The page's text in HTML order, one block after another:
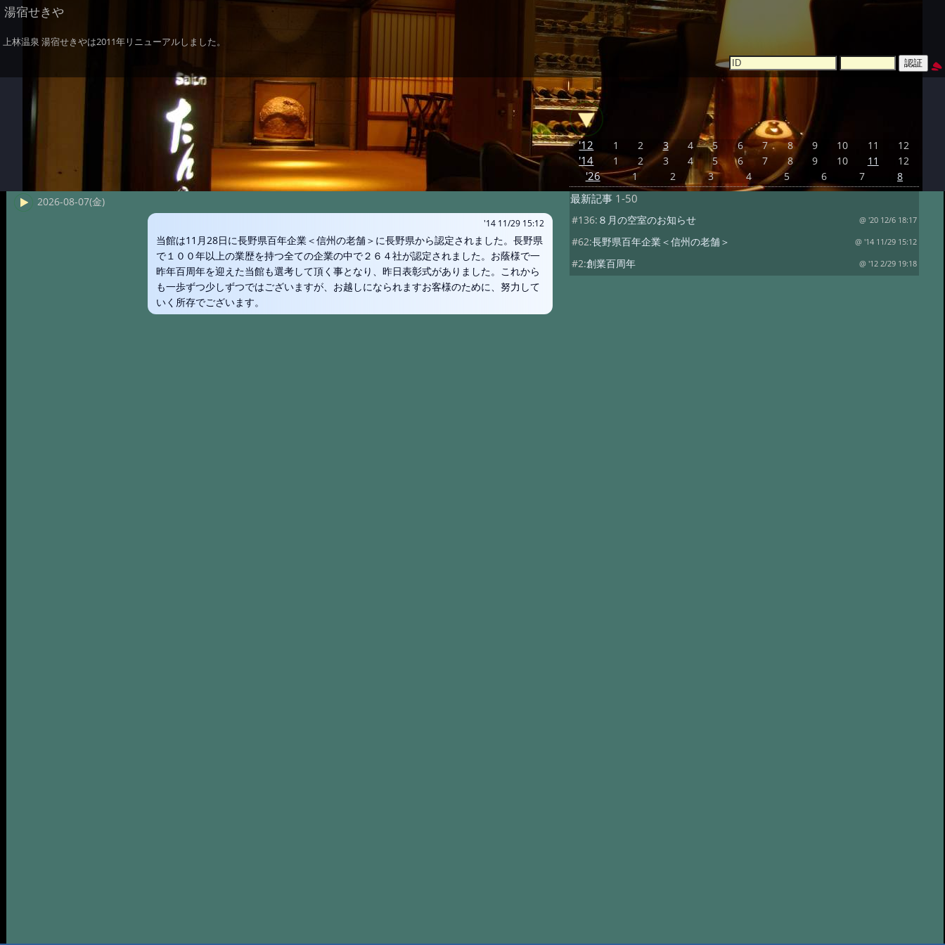
湯宿せきや
上林温泉 湯宿せきやは2011年リニューアルしました。
2026-08-07(金)
'14 11/29 15:12
当館は11月28日に長野県百年企業＜信州の老舗＞に長野県から認定されました。長野県
で１００年以上の業歴を持つ全ての企業の中で２６４社が認定されました。お蔭様で一
昨年百周年を迎えた当館も選考して頂く事となり、昨日表彰式がありました。これから
も一歩ずつ少しずつではございますが、お越しになられますお客様のために、努力して
いく所存でございます。
'12 1 2 3 4 5 6 7 8 9 10 11 12
'14 1 2 3 4 5 6 7 8 9 10 11 12
'26 1 2 3 4 5 6 7 8
最新記事1-50
#136: ８月の空室のお知らせ @ '20 12/6 18:17
#62:長野県百年企業＜信州の老舗＞ @ '14 11/29 15:12
#2:創業百周年 @ '12 2/29 19:18